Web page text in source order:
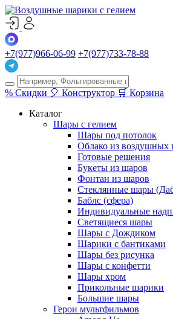
+7(977)966-06-99 +7(977)733-78-88
% Скидки 🎈 Конструктор 🛒 Корзина
Каталог
Шары с гелием
Шары под потолок
Облако из воздушных
Готовые решения
Букеты из шаров
Фонтан из шаров
Стеклянные шары
Баблс (сфера)
Индивидуальные
Светящиеся шары
Шары с Дождиком
Шарики с бантиками
Шары без рисунка
Шары с конфетти
Шары хром
Прикольные шарики
Большие шары
Герои мультфильмов